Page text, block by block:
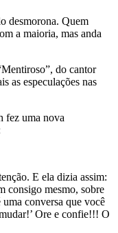
desmorona. Quem
a maioria, mas anda
do cantor
as especulações nas
fez uma nova
E ela dizia assim:
consigo mesmo, sobre
conversa que você
Ore e confie!!! O